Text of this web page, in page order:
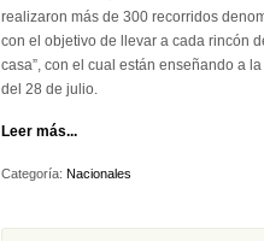
realizaron más de 300 recorridos
con el objetivo de llevar a cada rincón
casa”, con el cual están enseñando a
del 28 de julio.
Leer más...
Categoría: Nacionales